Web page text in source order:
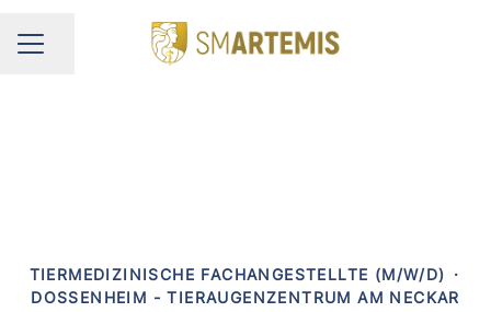
KARRIEREMENÜ
Seite teilen
TIERMEDIZINISCHE FACHANGESTELLTE (M/W/D) ·
DOSSENHEIM - TIERAUGENZENTRUM AM NECKAR